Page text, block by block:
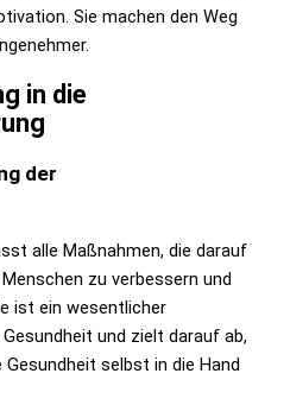
Sie machen den Weg
in die
der
alle Maßnahmen, die darauf
zu verbessern und
ist ein wesentlicher
und zielt darauf ab,
selbst in die Hand